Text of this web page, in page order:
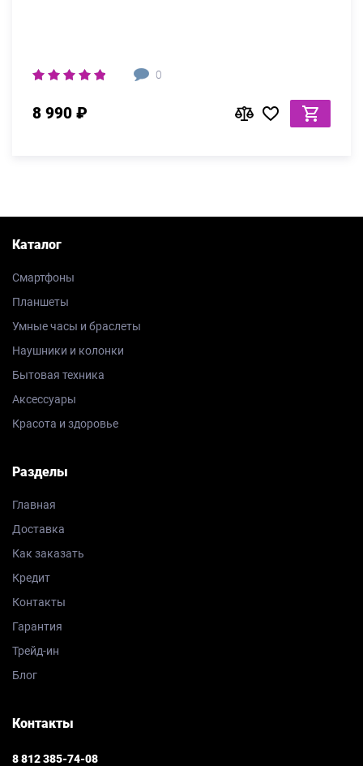
0
8 990 ₽
Каталог
Смартфоны
Планшеты
Умные часы и браслеты
Наушники и колонки
Бытовая техника
Аксессуары
Красота и здоровье
Разделы
Главная
Доставка
Как заказать
Кредит
Контакты
Гарантия
Трейд-ин
Блог
Контакты
8 812 385-74-08